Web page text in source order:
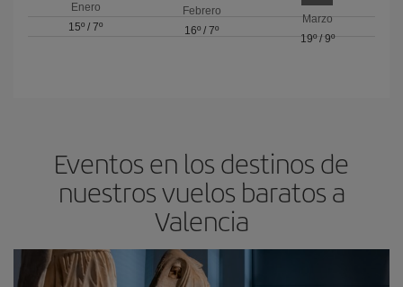
Enero
15º /7º
Febrero
16º / 7º
Marzo
19º/ 9º
Eventos en los destinos de
nuestros vuelos baratos a
Valencia